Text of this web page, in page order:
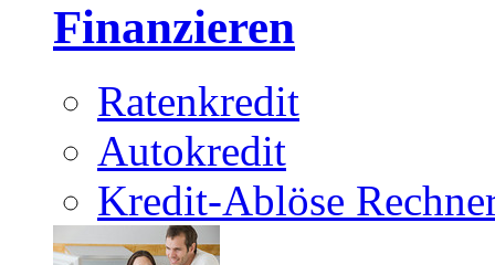
Finanzieren
Ratenkredit
Autokredit
Kredit-Ablöse